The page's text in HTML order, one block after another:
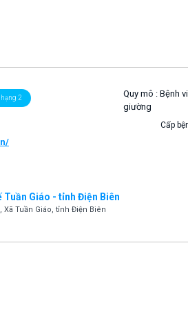
2 Quy mô :Bệnh
giường
Cấp
Tuần Giáo - tỉnh Điện Biên
Xã Tuần Giáo, tỉnh Điện Biên